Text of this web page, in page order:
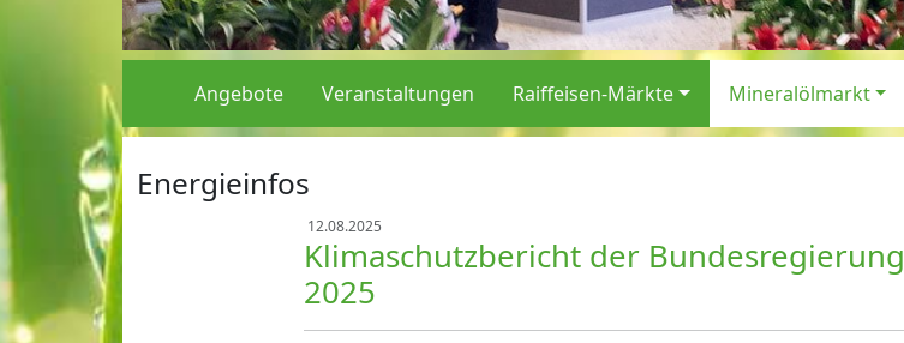
Angebote Veranstaltungen Raiffeisen-Märkte Mineralölmarkt
Energieinfos
12.08.2025
Klimaschutzbericht der Bundesregierung
2025